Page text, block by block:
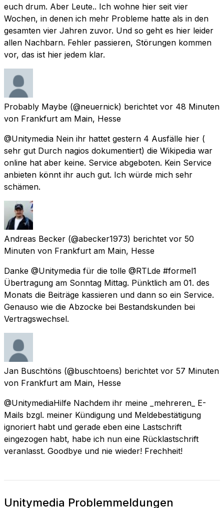
euch drum. Aber Leute.. Ich wohne hier seit vier
Wochen, in denen ich mehr Probleme hatte als in den
gesamten vier Jahren zuvor. Und so geht es hier leider
allen Nachbarn. Fehler passieren, Störungen kommen
vor, das ist hier jedem klar.
Probably Maybe (@neuernick) berichtet vor 48 Minuten
von Frankfurt am Main, Hesse
@Unitymedia Nein ihr hattet gestern 4 Ausfälle hier (
sehr gut Durch nagios dokumentiert) die Wikipedia war
online hat aber keine. Service abgeboten. Kein Service
anbieten könnt ihr auch gut. Ich würde mich sehr
schämen.
Andreas Becker (@abecker1973) berichtet vor 50
Minuten von Frankfurt am Main, Hesse
Danke @Unitymedia für die tolle @RTLde #formel1
Übertragung am Sonntag Mittag. Pünktlich am 01. des
Monats die Beiträge kassieren und dann so ein Service.
Genauso wie die Abzocke bei Bestandskunden bei
Vertragswechsel.
Jan Buschtöns (@buschtoens) berichtet vor 57 Minuten
von Frankfurt am Main, Hesse
@UnitymediaHilfe Nachdem ihr meine _mehreren_ E-
Mails bzgl. meiner Kündigung und Meldebestätigung
ignoriert habt und gerade eben eine Lastschrift
eingezogen habt, habe ich nun eine Rücklastschrift
veranlasst. Goodbye und nie wieder! Frechheit!
Unitymedia Problemmeldungen